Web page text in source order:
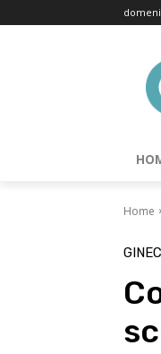
Home